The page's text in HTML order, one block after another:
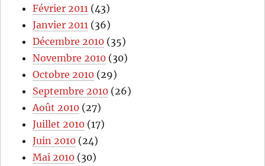
Février 2011 (43)
Janvier 2011 (36)
Décembre 2010 (35)
Novembre 2010 (30)
Octobre 2010 (29)
Septembre 2010 (26)
Août 2010 (27)
Juillet 2010 (17)
Juin 2010 (24)
Mai 2010 (30)